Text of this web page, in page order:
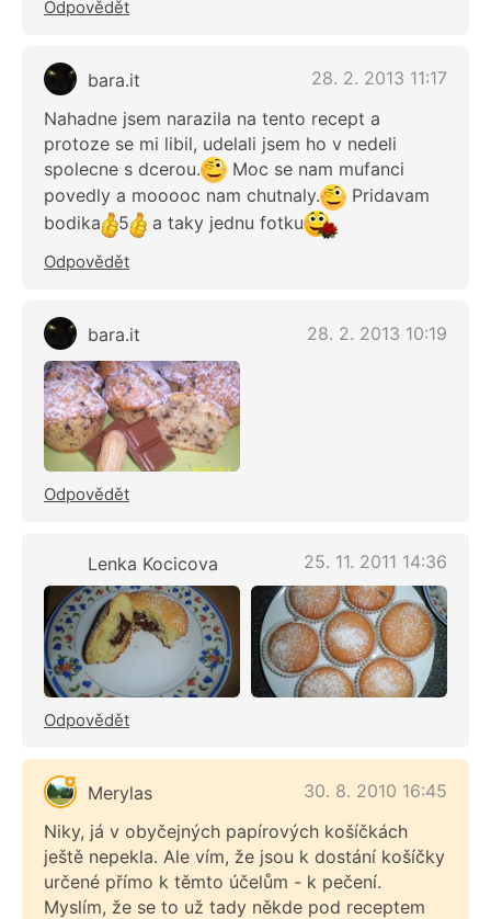
Odpovědět
bara.it
28. 2. 2013 11:17
Nahadne jsem narazila na tento recept a
protoze se mi libil, udelali jsem ho v nedeli
spolecne s dcerou.
Moc se nam mufanci
povedly a mooooc nam chutnaly.
Pridavam
bodika
5 a taky jednu fotku
Odpovědět
bara.it 28. 2. 2013 10:19
Odpovědět
Lenka Kocicova 25. 11. 2011 14:36
Odpovědět
Merylas
30. 8. 2010 16:45
Niky, já v obyčejných papírových košíčkách
ještě nepekla. Ale vím, že jsou k dostání košíčky
určené přímo k těmto účelům - k pečení.
Myslím, že se to už tady někde pod receptem